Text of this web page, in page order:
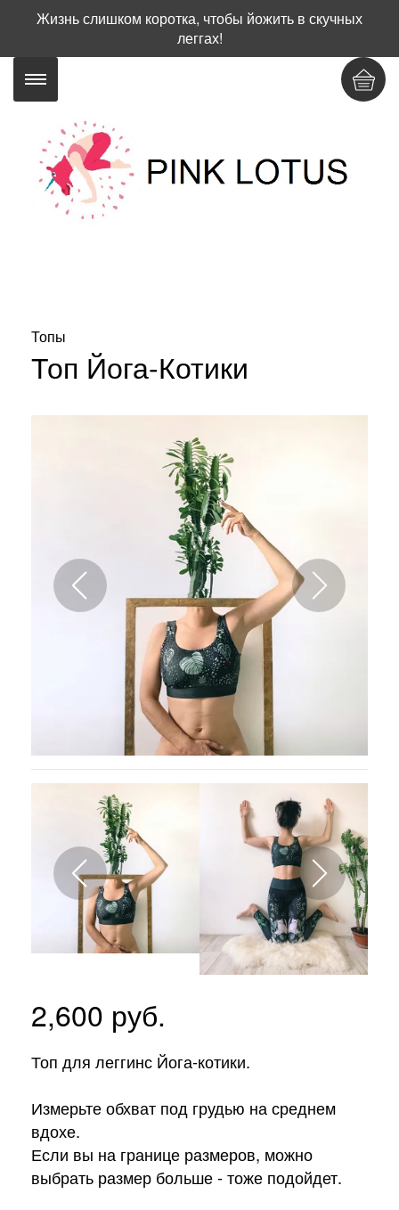
Жизнь слишком коротка, чтобы йожить в скучных
леггах!
Топы
Топ Йога-Котики
2,600 руб.
Топ для леггинс Йога-котики.
Измерьте обхват под грудью на среднем
вдохе.
Если вы на границе размеров, можно
выбрать размер больше - тоже подойдет.